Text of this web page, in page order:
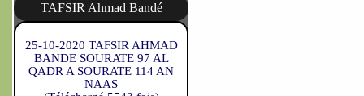
TAFSIR Ahmad Bandé
25-10-2020 TAFSIR AHMAD
BANDE SOURATE 97 AL
QADR A SOURATE 114 AN
NAAS